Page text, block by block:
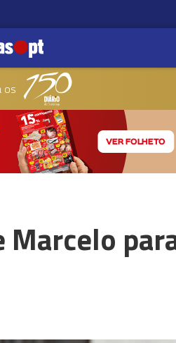
os
Marcelo